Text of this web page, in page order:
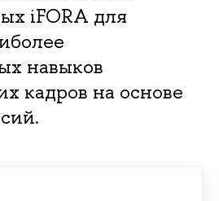
iFORA для
навыков
кадров на основе